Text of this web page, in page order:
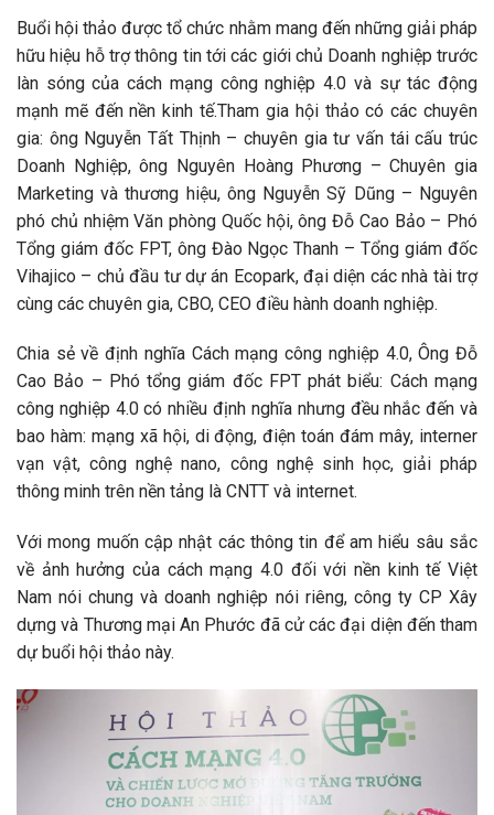
Buổi hội thảo được tổ chức nhằm mang đến những giải pháp
hữu hiệu hỗ trợ thông tin tới các giới chủ Doanh nghiệp trước
làn sóng của cách mạng công nghiệp 4.0 và sự tác động
mạnh mẽ đến nền kinh tế.Tham gia hội thảo có các chuyên
gia: ông Nguyễn Tất Thịnh – chuyên gia tư vấn tái cấu trúc
Doanh Nghiệp, ông Nguyên Hoàng Phương – Chuyên gia
Marketing và thương hiệu, ông Nguyễn Sỹ Dũng – Nguyên
phó chủ nhiệm Văn phòng Quốc hội, ông Đỗ Cao Bảo – Phó
Tổng giám đốc FPT, ông Đào Ngọc Thanh – Tổng giám đốc
Vihajico – chủ đầu tư dự án Ecopark, đại diện các nhà tài trợ
cùng các chuyên gia, CBO, CEO điều hành doanh nghiệp.
Chia sẻ về định nghĩa Cách mạng công nghiệp 4.0, Ông Đỗ
Cao Bảo – Phó tổng giám đốc FPT phát biểu: Cách mạng
công nghiệp 4.0 có nhiều định nghĩa nhưng đều nhắc đến và
bao hàm: mạng xã hội, di động, điện toán đám mây, interner
vạn vật, công nghệ nano, công nghệ sinh học, giải pháp
thông minh trên nền tảng là CNTT và internet.
Với mong muốn cập nhật các thông tin để am hiểu sâu sắc
về ảnh hưởng của cách mạng 4.0 đối với nền kinh tế Việt
Nam nói chung và doanh nghiệp nói riêng, công ty CP Xây
dựng và Thương mại An Phước đã cử các đại diện đến tham
dự buổi hội thảo này.